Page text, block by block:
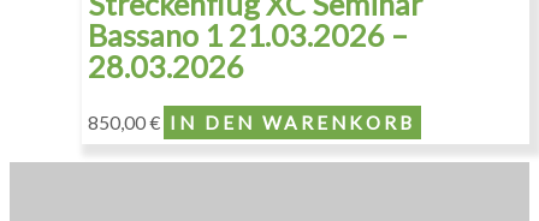
Bassano 1 21.03.2026 –
28.03.2026
850,00€ IN DEN WARENKORB